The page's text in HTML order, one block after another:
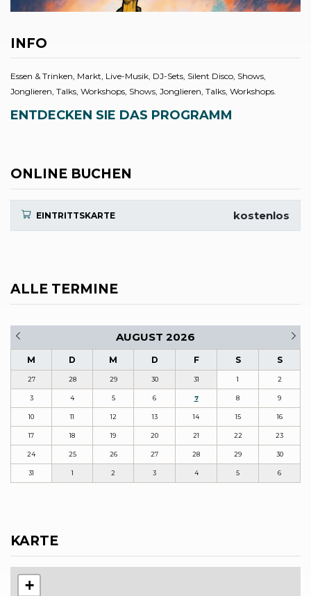
INFO
Essen & Trinken, Markt, Live-Musik, DJ-Sets, Silent Disco, Shows,
Jonglieren, Talks, Workshops, Shows, Jonglieren, Talks, Workshops.
ENTDECKEN SIE DAS PROGRAMM
ONLINE BUCHEN
EINTRITTSKARTE kostenlos
ALLE TERMINE
AUGUST 2026
M D M D F S S
27 28 29 30 31 1 2
3 4 5 6 7 8 9
10 11 12 13 14 15 16
17 18 19 20 21 22 23
24 25 26 27 28 29 30
31 1 2 3 4 5 6
KARTE
+